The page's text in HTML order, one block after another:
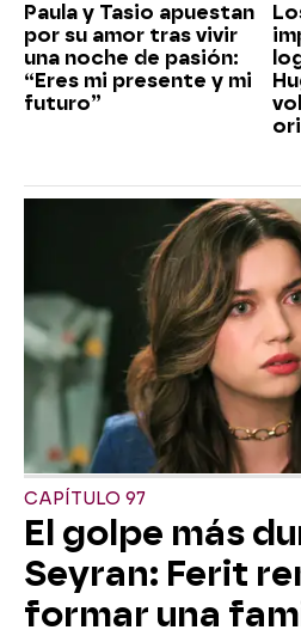
Paula y Tasio apuestan
por su amor tras vivir
una noche de pasión:
“Eres mi presente y mi
futuro”
CAPÍTULO 97
El golpe más
Seyran: Ferit
formar una